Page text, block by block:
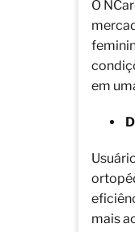
O
em
mais